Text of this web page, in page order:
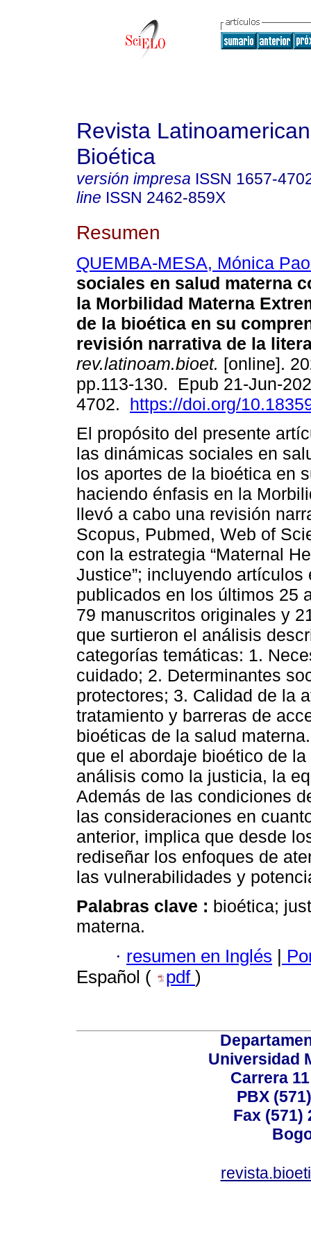
Revista
Bioética
versión impresa ISSN 1657-
line ISSN 2462-859X
Resumen
QUEMBA-MESA, Mónica
sociales en salud materna
la Morbilidad Materna
de la bioética en su
revisión narrativa de la
rev.latinoam.bioet. [online].
pp.113-130. Epub 21-Jun-
4702. https://doi.org/
El propósito del presente
las dinámicas sociales en
los aportes de la bioética en
haciendo énfasis en la
llevó a cabo una revisión
Scopus, Pubmed, Web of
con la estrategia “Maternal
Justice”; incluyendo
publicados en los últimos 25
79 manuscritos originales y
que surtieron el análisis
categorías temáticas: 1.
cuidado; 2. Determinantes
protectores; 3. Calidad de la
tratamiento y barreras de
bioéticas de la salud
que el abordaje bioético de
análisis como la justicia, la
Además de las condiciones
las consideraciones en
anterior, implica que desde
rediseñar los enfoques de
las vulnerabilidades y
Palabras clave : bioética;
materna.
· resumen en Inglés |
Español (
pdf )
Universidad
Carrera
PBX
Fax (571)